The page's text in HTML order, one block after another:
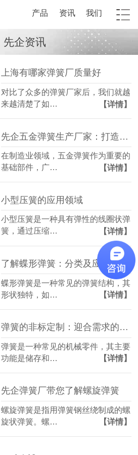
产品 资讯 我们
先企资讯
上海有哪家弹簧厂质量好
对比了众多的弹簧厂家后，我们就越
来越清楚了如…
【详情】
先企五金弹簧生产厂家：打造卓越品质，引领行业标杆
在制造业领域，五金弹簧作为重要的
基础部件，广…
【详情】
小型压簧的应用领域
小型压簧是一种具有弹性的线圈状弹
簧，通过压缩…
【详情】
了解蝶形弹簧：分类及应用领域
蝶形弹簧是一种常见的弹簧结构，其
形状独特，如…
【详情】
弹簧的非标定制：迎合需求的定制化解决方案
弹簧是一种常见的机械零件，其主要
功能是储存和…
【详情】
先企弹簧厂带您了解螺旋弹簧
螺旋弹簧是指用弹簧钢丝绕制成的螺
旋状弹簧。螺…
【详情】